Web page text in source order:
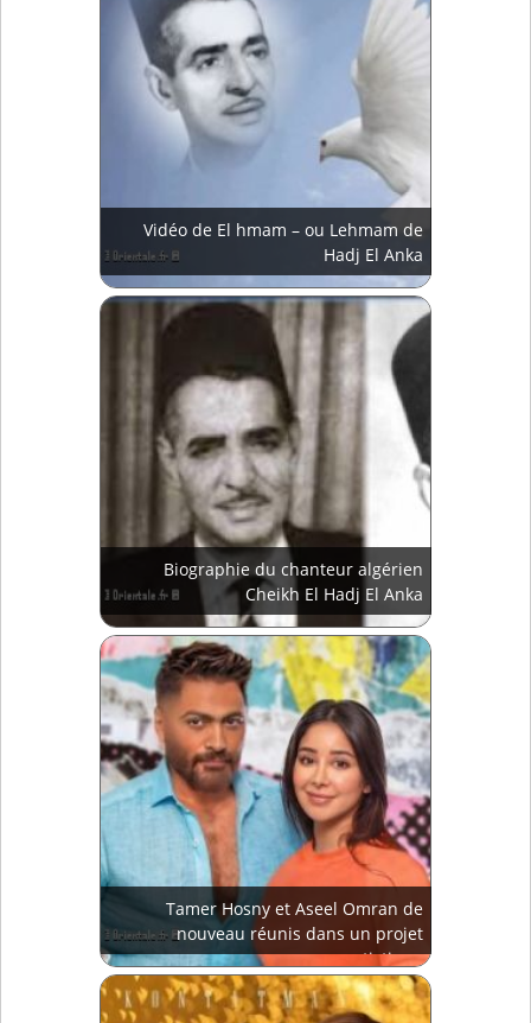
Vidéo de El hmam – ou Lehmam de
Hadj El Anka
Biographie du chanteur algérien
Cheikh El Hadj El Anka
Tamer Hosny et Aseel Omran de
nouveau réunis dans un projet
artistique